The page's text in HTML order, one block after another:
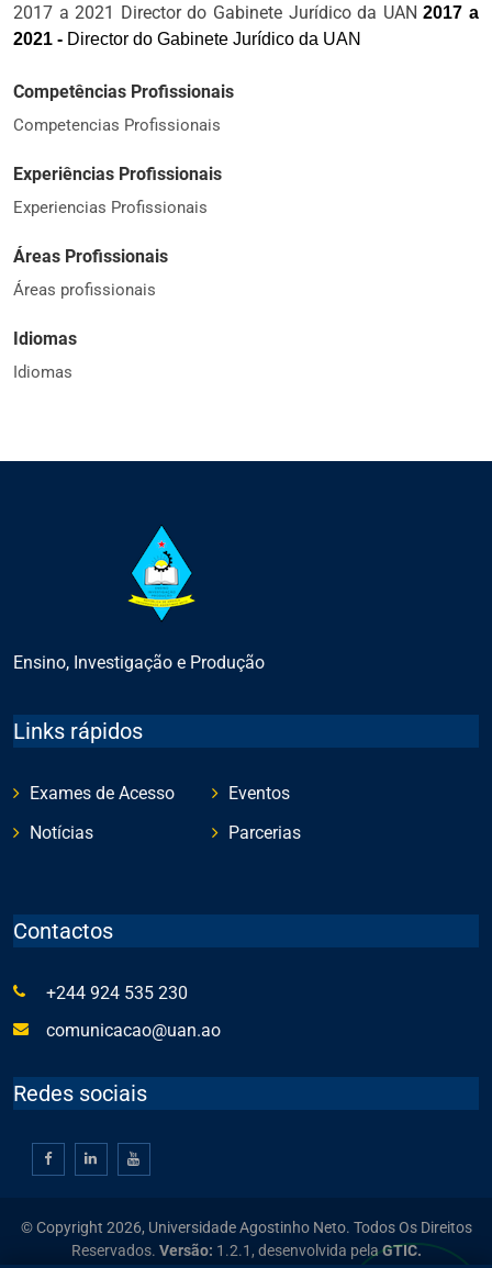
2017 a 2021 Director do Gabinete Jurídico da UAN2017 a
2021 - Director do Gabinete Jurídico da UAN
Competências Profissionais
Competencias Profissionais
Experiências Profissionais
Experiencias Profissionais
Áreas Profissionais
Áreas profissionais
Idiomas
Idiomas
Ensino, Investigação e Produção
Links rápidos
Exames de Acesso
Notícias
Eventos
Parcerias
Contactos
+244 924 535 230
comunicacao@uan.ao
Redes sociais
© Copyright 2026, Universidade Agostinho Neto. Todos Os Direitos
Reservados. Versão: 1.2.1, desenvolvida pelaGTIC.